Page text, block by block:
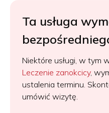
Ta usługa
Niektóre usługi, w tym
Leczenie zanokcicy,
ustalenia terminu.
umówić wizytę.